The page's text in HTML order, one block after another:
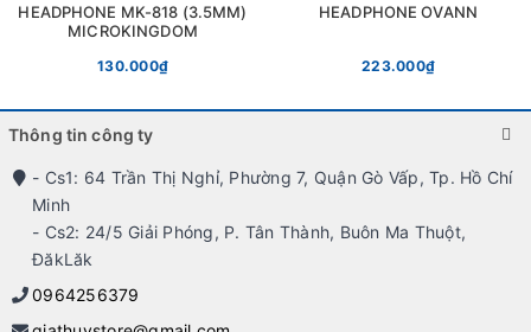
HEADPHONE MK-818 (3.5MM)
MICROKINGDOM
130.000₫
HEADPHONE OVANN
223.000₫
Thông tin công ty
- Cs1: 64 Trần Thị Nghỉ, Phường 7, Quận Gò Vấp, Tp. Hồ Chí
Minh
- Cs2: 24/5 Giải Phóng, P. Tân Thành, Buôn Ma Thuột,
ĐăkLăk
0964256379